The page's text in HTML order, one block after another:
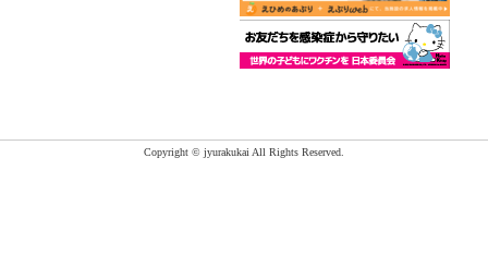
Copyright © jyurakukai All Rights Reserved.